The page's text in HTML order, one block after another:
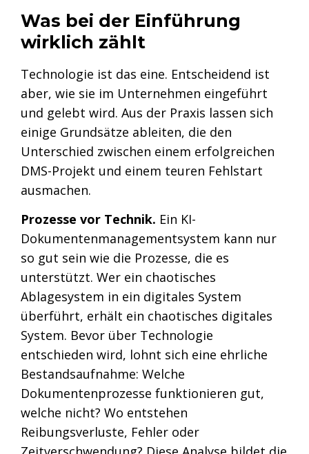
Was bei der Einführung
wirklich zählt
Technologie ist das eine. Entscheidend ist
aber, wie sie im Unternehmen eingeführt
und gelebt wird. Aus der Praxis lassen sich
einige Grundsätze ableiten, die den
Unterschied zwischen einem erfolgreichen
DMS-Projekt und einem teuren Fehlstart
ausmachen.
Prozesse vor Technik. Ein KI-
Dokumentenmanagementsystem kann nur
so gut sein wie die Prozesse, die es
unterstützt. Wer ein chaotisches
Ablagesystem in ein digitales System
überführt, erhält ein chaotisches digitales
System. Bevor über Technologie
entschieden wird, lohnt sich eine ehrliche
Bestandsaufnahme: Welche
Dokumentenprozesse funktionieren gut,
welche nicht? Wo entstehen
Reibungsverluste, Fehler oder